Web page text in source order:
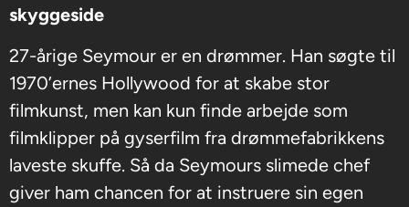
skyggeside
27-årige Seymour er en drømmer. Han søgte til
1970’ernes Hollywood for at skabe stor
filmkunst, men kan kun finde arbejde som
filmklipper på gyserfilm fra drømmefabrikkens
laveste skuffe. Så da Seymours slimede chef
giver ham chancen for at instruere sin egen